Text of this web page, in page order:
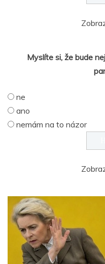
Myslíte si, že bude
ne
ano
nemám na to názor